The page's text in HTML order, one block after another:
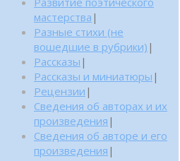
мастерства |
Разные стихи (не
вошедшие в рубрики) |
Рассказы |
Рассказы и миниатюры |
Рецензии |
Сведения об авторах и их
произведения |
Сведения об авторе и его
произведения |